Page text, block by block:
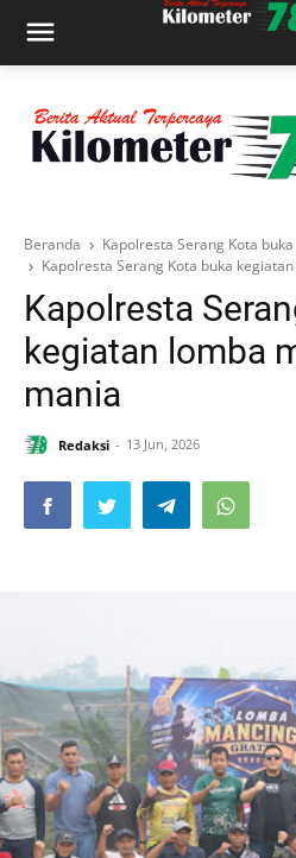
Beranda
Kapolresta Serang Kota
Kapolresta Serang Kota buka
Kapolresta
kegiatan lomba
mania
Redaksi 13 Jun, 2026